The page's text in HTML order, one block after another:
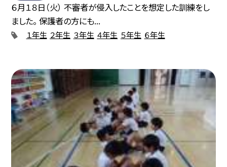
６月１８日（火） 不審者が侵入したことを想定した訓練をし
ました。 保護者の方にも...
１年生 ２年生 ３年生 ４年生 ５年生 ６年生